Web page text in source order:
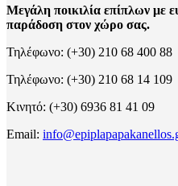
Μεγάλη ποικιλία επίπλων με
παράδοση στον χώρο σας.
Τηλέφωνο: (+30) 210 68 400 88
Τηλέφωνο: (+30) 210 68 14 109
Κινητό: (+30) 6936 81 41 09
Email: